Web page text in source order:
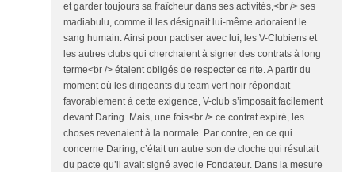
et garder toujours sa fraîcheur dans ses activités,<br /> ses
madiabulu, comme il les désignait lui-même adoraient le
sang humain. Ainsi pour pactiser avec lui, les V-Clubiens et
les autres clubs qui cherchaient à signer des contrats à long
terme<br /> étaient obligés de respecter ce rite. A partir du
moment où les dirigeants du team vert noir répondait
favorablement à cette exigence, V-club s’imposait facilement
devant Daring. Mais, une fois<br /> ce contrat expiré, les
choses revenaient à la normale. Par contre, en ce qui
concerne Daring, c’était un autre son de cloche qui résultait
du pacte qu’il avait signé avec le Fondateur. Dans la mesure